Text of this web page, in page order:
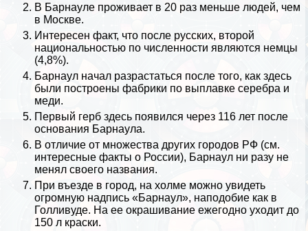
В Барнауле проживает в 20 раз меньше людей, чем
в Москве.
Интересен факт, что после русских, второй
национальностью по численности являются немцы
(4,8%).
Барнаул начал разрастаться после того, как здесь
были построены фабрики по выплавке серебра и
меди.
Первый герб здесь появился через 116 лет после
основания Барнаула.
В отличие от множества других городов РФ (см.
интересные факты о России), Барнаул ни разу не
менял своего названия.
При въезде в город, на холме можно увидеть
огромную надпись «Барнаул», наподобие как в
Голливуде. На ее окрашивание ежегодно уходит до
150 л краски.